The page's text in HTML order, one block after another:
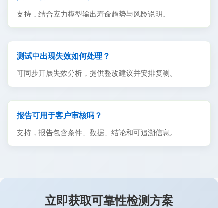
支持，结合应力模型输出寿命趋势与风险说明。
测试中出现失效如何处理？
可同步开展失效分析，提供整改建议并安排复测。
报告可用于客户审核吗？
支持，报告包含条件、数据、结论和可追溯信息。
立即获取可靠性检测方案